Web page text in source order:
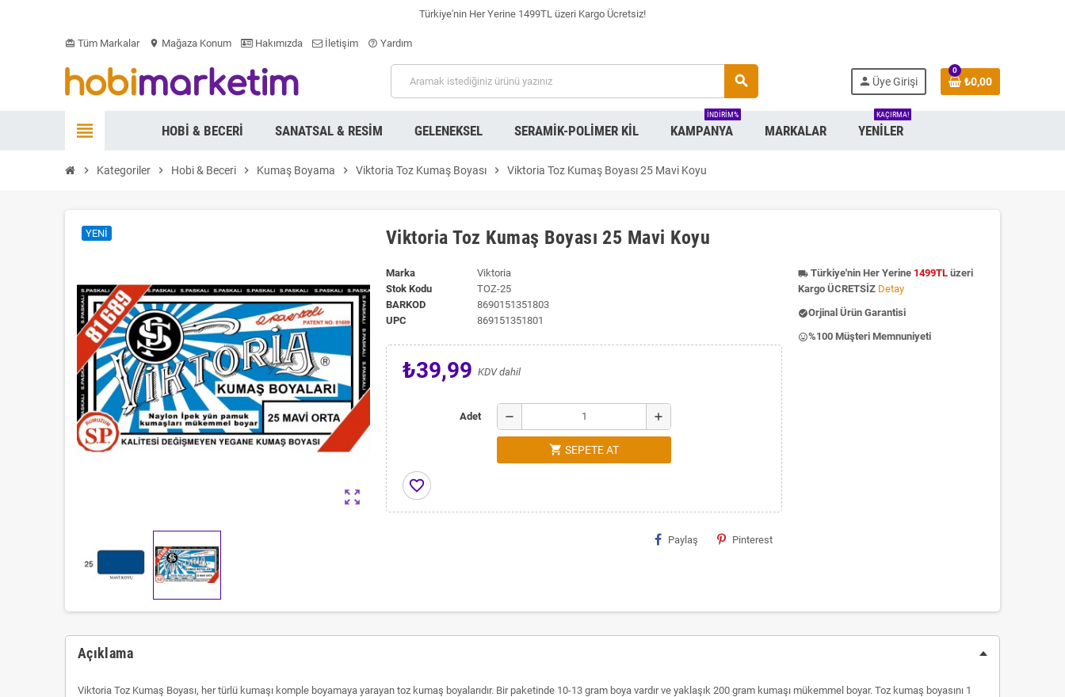
Türkiye'nin Her Yerine 1499TL üzeri Kargo Ücretsiz!
card_giftcard Tüm Markalar location_on Mağaza Konum Hakımızda İletişim help_outline Yardım
search person Üye Girişi
0
₺0,00
view_headline HOBI & BECERI SANATSAL & RESIM GELENEKSEL SERAMIK-POLIMER KIL KAMPANYA
INDIRIM%
MARKALAR YENILER
KAÇIRMA!
chevron_right Kategoriler chevron_right Hobi & Beceri chevron_right Kumaş Boyama chevron_right Viktoria Toz Kumaş Boyası chevron_right Viktoria Toz Kumaş Boyası 25 Mavi Koyu
zoom_out_map
YENI Viktoria Toz Kumaş Boyası 25 Mavi Koyu
Marka
Viktoria
Stok Kodu
TOZ-25
BARKOD
8690151351803
UPC
869151351801
₺39,99 KDV dahil
Adet remove add
shopping_cart SEPETE AT
favorite_border
Paylaş Pinterest
local_shipping Türkiye'nin Her Yerine 1499TLüzeri
Kargo ÜCRETSİZ Detay
check_circleOrjinal Ürün Garantisi
insert_emoticon%100 Müşteri Memnuniyeti
Açıklama
Viktoria Toz Kumaş Boyası, her türlü kumaşı komple boyamaya yarayan toz kumaş boyalarıdır. Bir paketinde 10-13 gram boya vardır ve yaklaşık 200 gram kumaşı mükemmel boyar. Toz kumaş boyasını 1